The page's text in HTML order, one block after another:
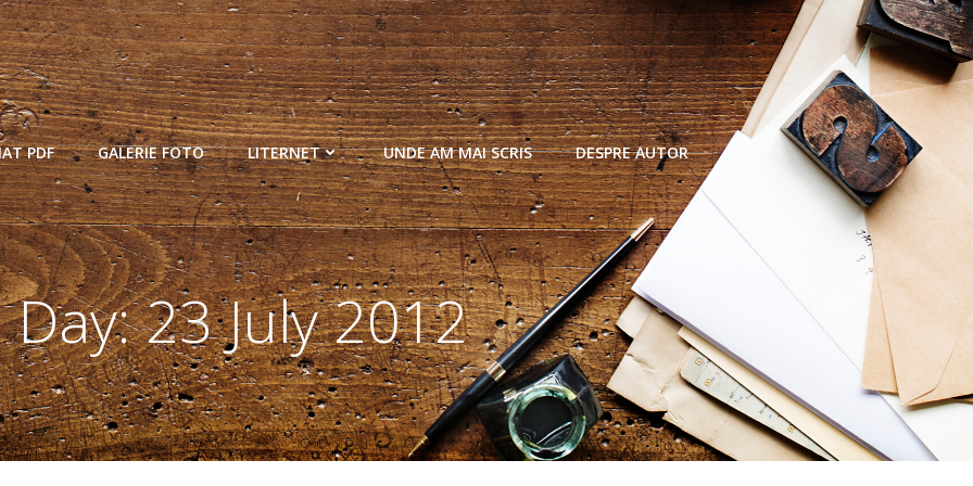
PDF GALERIE FOTO LITERNET UNDE AM MAI SCRIS DESPRE AUTOR
Day:23 July 2012